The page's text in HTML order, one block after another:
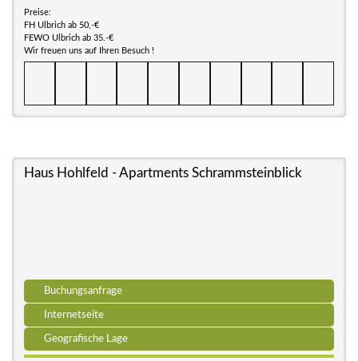
Preise:
FH Ulbrich ab 50,-€
FEWO Ulbrich ab 35.-€
Wir freuen uns auf Ihren Besuch !
Haus Hohlfeld - Apartments Schrammsteinblick
Buchungsanfrage
Internetseite
Geografische Lage